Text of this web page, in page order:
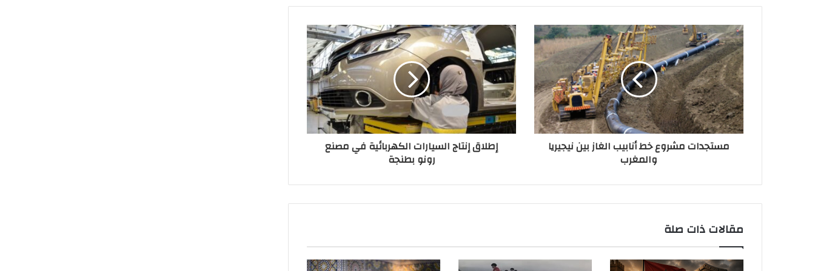
مستجدات مشروع خط أنابيب الغاز بين نيجيريا
والمغرب
إطلاق إنتاج السيارات الكهربائية في مصنع
رونو بطنجة
مقالات ذات صلة